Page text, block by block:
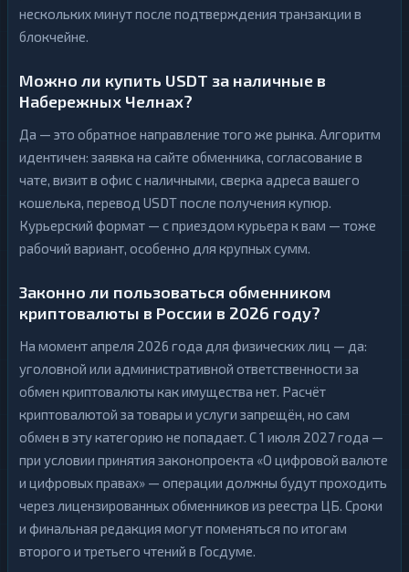
нескольких минут после подтверждения транзакции в
блокчейне.
Можно ли купить USDT за наличные в
Набережных Челнах?
Да — это обратное направление того же рынка. Алгоритм
идентичен: заявка на сайте обменника, согласование в
чате, визит в офис с наличными, сверка адреса вашего
кошелька, перевод USDT после получения купюр.
Курьерский формат — с приездом курьера к вам — тоже
рабочий вариант, особенно для крупных сумм.
Законно ли пользоваться обменником
криптовалюты в России в 2026 году?
На момент апреля 2026 года для физических лиц — да:
уголовной или административной ответственности за
обмен криптовалюты как имущества нет. Расчёт
криптовалютой за товары и услуги запрещён, но сам
обмен в эту категорию не попадает. С 1 июля 2027 года —
при условии принятия законопроекта «О цифровой валюте
и цифровых правах» — операции должны будут проходить
через лицензированных обменников из реестра ЦБ. Сроки
и финальная редакция могут поменяться по итогам
второго и третьего чтений в Госдуме.